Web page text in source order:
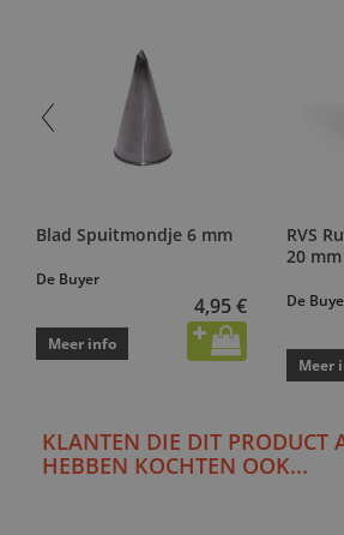
Blad Spuitmondje 6 mm
De Buyer
4,95 €
Meer info
RVS
20 mm
De
Meer
KLANTEN DIE DIT PRODUCT
HEBBEN KOCHTEN OOK...